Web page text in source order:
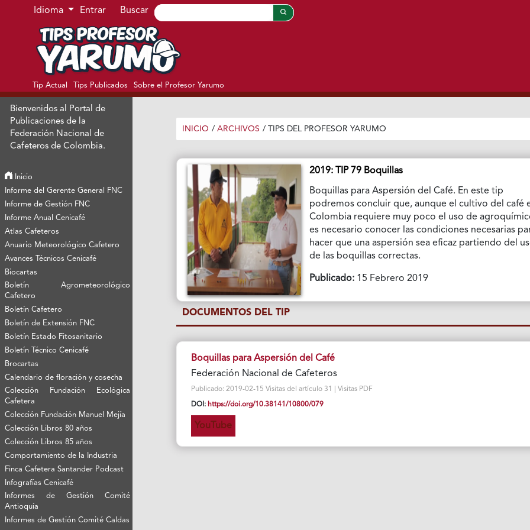
Ir al menú de navegación principal
Ir al contenido principal
Ir al pie de página del sitio
Idioma Entrar Buscar
Tip Actual Tips Publicados Sobre el Profesor Yarumo
Bienvenidos al Portal de
Publicaciones de la
Federación Nacional de
Cafeteros de Colombia.
Inicio
Informe del Gerente General FNC
Informe de Gestión FNC
Informe Anual Cenicafé
Atlas Cafeteros
Anuario Meteorológico Cafetero
Avances Técnicos Cenicafé
Biocartas
Boletín Agrometeorológico
Cafetero
Boletín Cafetero
Boletín de Extensión FNC
Boletín Estado Fitosanitario
Boletín Técnico Cenicafé
Brocartas
Calendario de floración y cosecha
Colección Fundación Ecológica
Cafetera
Colección Fundación Manuel Mejía
Colección Libros 80 años
Colección Libros 85 años
Comportamiento de la Industria
Finca Cafetera Santander Podcast
Infografías Cenicafé
Informes de Gestión Comité
Antioquía
Informes de Gestión Comité Caldas
INICIO / ARCHIVOS / TIPS DEL PROFESOR YARUMO
2019: TIP 79 Boquillas
Boquillas para Aspersión del Café. En este tip
podremos concluir que, aunque el cultivo del café
Colombia requiere muy poco el uso de
es necesario conocer las condiciones necesarias
hacer que una aspersión sea eficaz partiendo del
de las boquillas correctas.
Publicado: 15 Febrero 2019
DOCUMENTOS DEL TIP
Boquillas para Aspersión del Café
Federación Nacional de Cafeteros
Publicado: 2019-02-15 Visitas del artículo 31 | Visitas PDF
DOI: https://doi.org/10.38141/10800/079
YouTube